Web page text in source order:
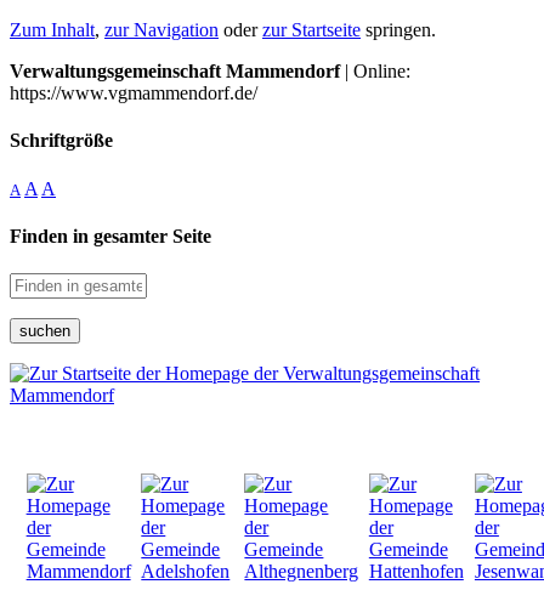
Zum Inhalt, zur Navigation oderzur Startseite springen.
Verwaltungsgemeinschaft Mammendorf| Online:
https://www.vgmammendorf.de/
Schriftgröße
A A A
Finden in gesamter Seite
suchen